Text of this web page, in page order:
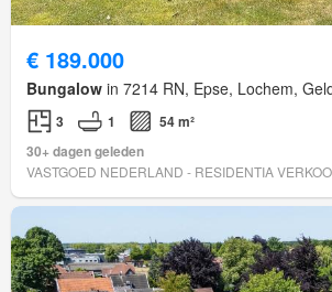
€ 189.000
Bungalow in 7214 RN, Epse, Lochem,
3 1
54 m²
30+ dagen geleden